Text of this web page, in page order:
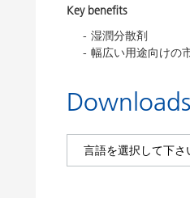
Key benefits
湿潤分散剤
幅広い用途向けの
Downloads